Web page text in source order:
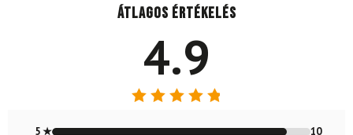
Átlagos értékelés
4.9
4.91/ 5
5 ★
10